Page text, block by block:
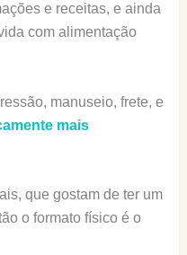
e receitas, e ainda
com alimentação
manuseio, frete, e
mais
que gostam de ter um
o formato físico é o